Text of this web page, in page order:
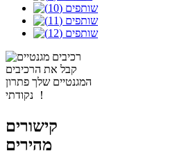
קבל את הרכיבים
המגנטיים שלך פתרון
נקודתי ！
קישורים
מהירים